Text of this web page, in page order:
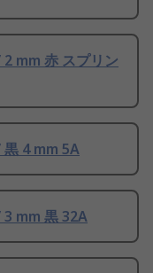
mm 赤 スプリン
4 mm 5A
mm 黒 32A